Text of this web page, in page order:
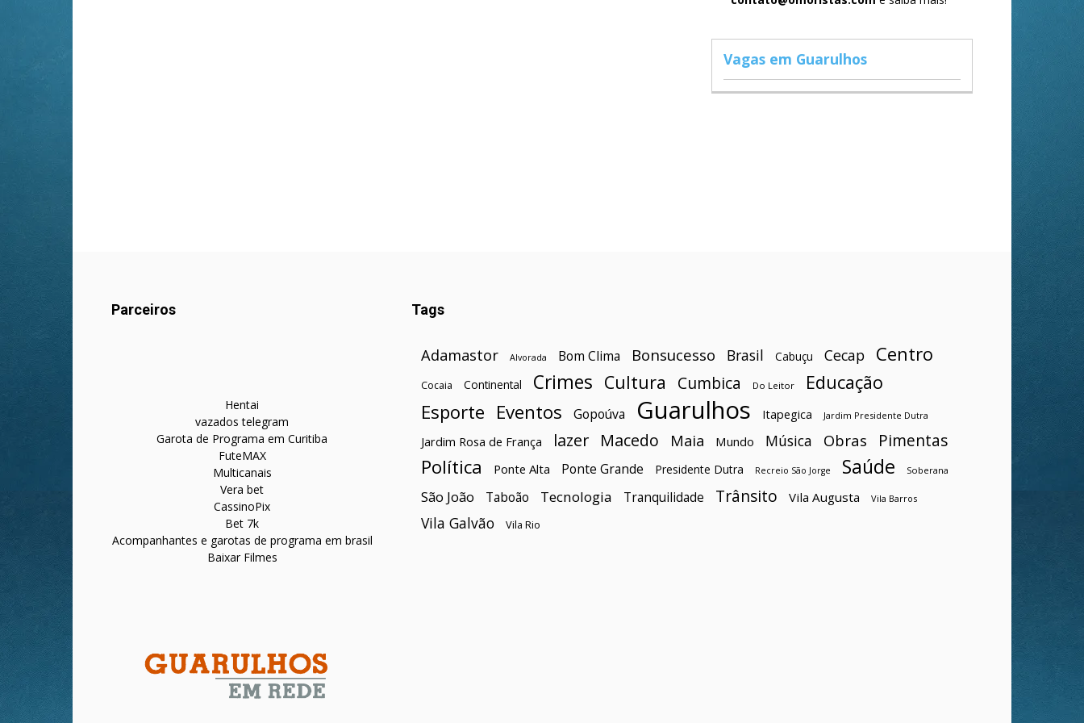
Vagas em Guarulhos
Parceiros
Hentai
vazados telegram
Garota de Programa em Curitiba
FuteMAX
Multicanais
Vera bet
CassinoPix
Bet 7k
Acompanhantes e garotas de programa em brasil
Baixar Filmes
Tags
Adamastor Alvorada Bom Clima Bonsucesso Brasil Cabuçu Cecap Centro
Cocaia Continental Crimes Cultura Cumbica Do Leitor Educação
Esporte Eventos Gopoúva Guarulhos Itapegica Jardim Presidente Dutra
Jardim Rosa de França lazer Macedo Maia Mundo Música Obras Pimentas
Política Ponte Alta Ponte Grande Presidente Dutra Recreio São Jorge Saúde Soberana
São João Taboão Tecnologia Tranquilidade Trânsito Vila Augusta Vila Barros
Vila Galvão Vila Rio